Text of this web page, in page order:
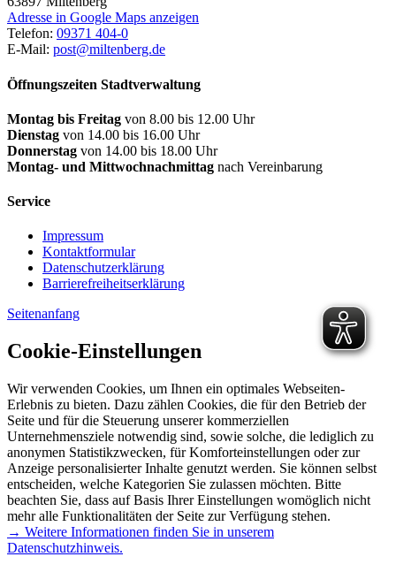
Adresse in Google Maps anzeigen
Telefon: 09371 404-0
E-Mail: post@miltenberg.de
Öffnungszeiten Stadtverwaltung
Montag bis Freitag von 8.00 bis 12.00 Uhr
Dienstag von 14.00 bis 16.00 Uhr
Donnerstag von 14.00 bis 18.00 Uhr
Montag- und Mittwochnachmittag nach Vereinbarung
Service
Impressum
Kontaktformular
Datenschutzerklärung
Barrierefreiheitserklärung
Seitenanfang
Cookie-Einstellungen
Wir verwenden Cookies, um Ihnen ein optimales Webseiten-
Erlebnis zu bieten. Dazu zählen Cookies, die für den Betrieb der
Seite und für die Steuerung unserer kommerziellen
Unternehmensziele notwendig sind, sowie solche, die lediglich zu
anonymen Statistikzwecken, für Komforteinstellungen oder zur
Anzeige personalisierter Inhalte genutzt werden. Sie können selbst
entscheiden, welche Kategorien Sie zulassen möchten. Bitte
beachten Sie, dass auf Basis Ihrer Einstellungen womöglich nicht
mehr alle Funktionalitäten der Seite zur Verfügung stehen.
→ Weitere Informationen finden Sie in unserem
Datenschutzhinweis.